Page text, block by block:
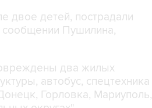
двое детей, пострадали
сообщении Пушилина,
два жилых
автобус, спецтехника
Горловка, Мариуполь,